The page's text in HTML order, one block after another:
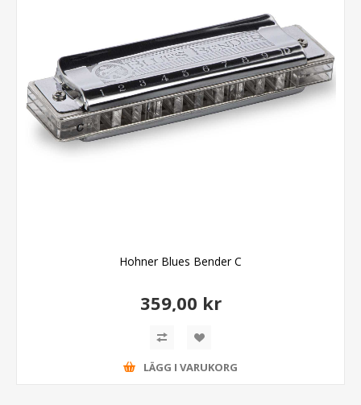
Hohner Blues Bender C
359,00 kr
LÄGG I VARUKORG